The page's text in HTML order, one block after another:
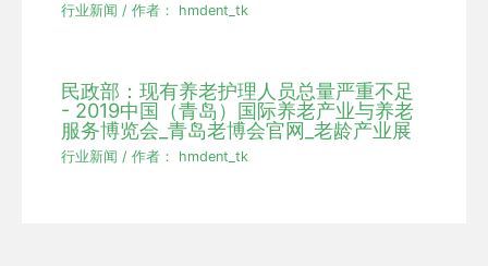
行业新闻 / 作者： hmdent_tk
民政部：现有养老护理人员总量严重不足
- 2019中国（青岛）国际养老产业与养老
服务博览会_青岛老博会官网_老龄产业展
行业新闻 / 作者： hmdent_tk